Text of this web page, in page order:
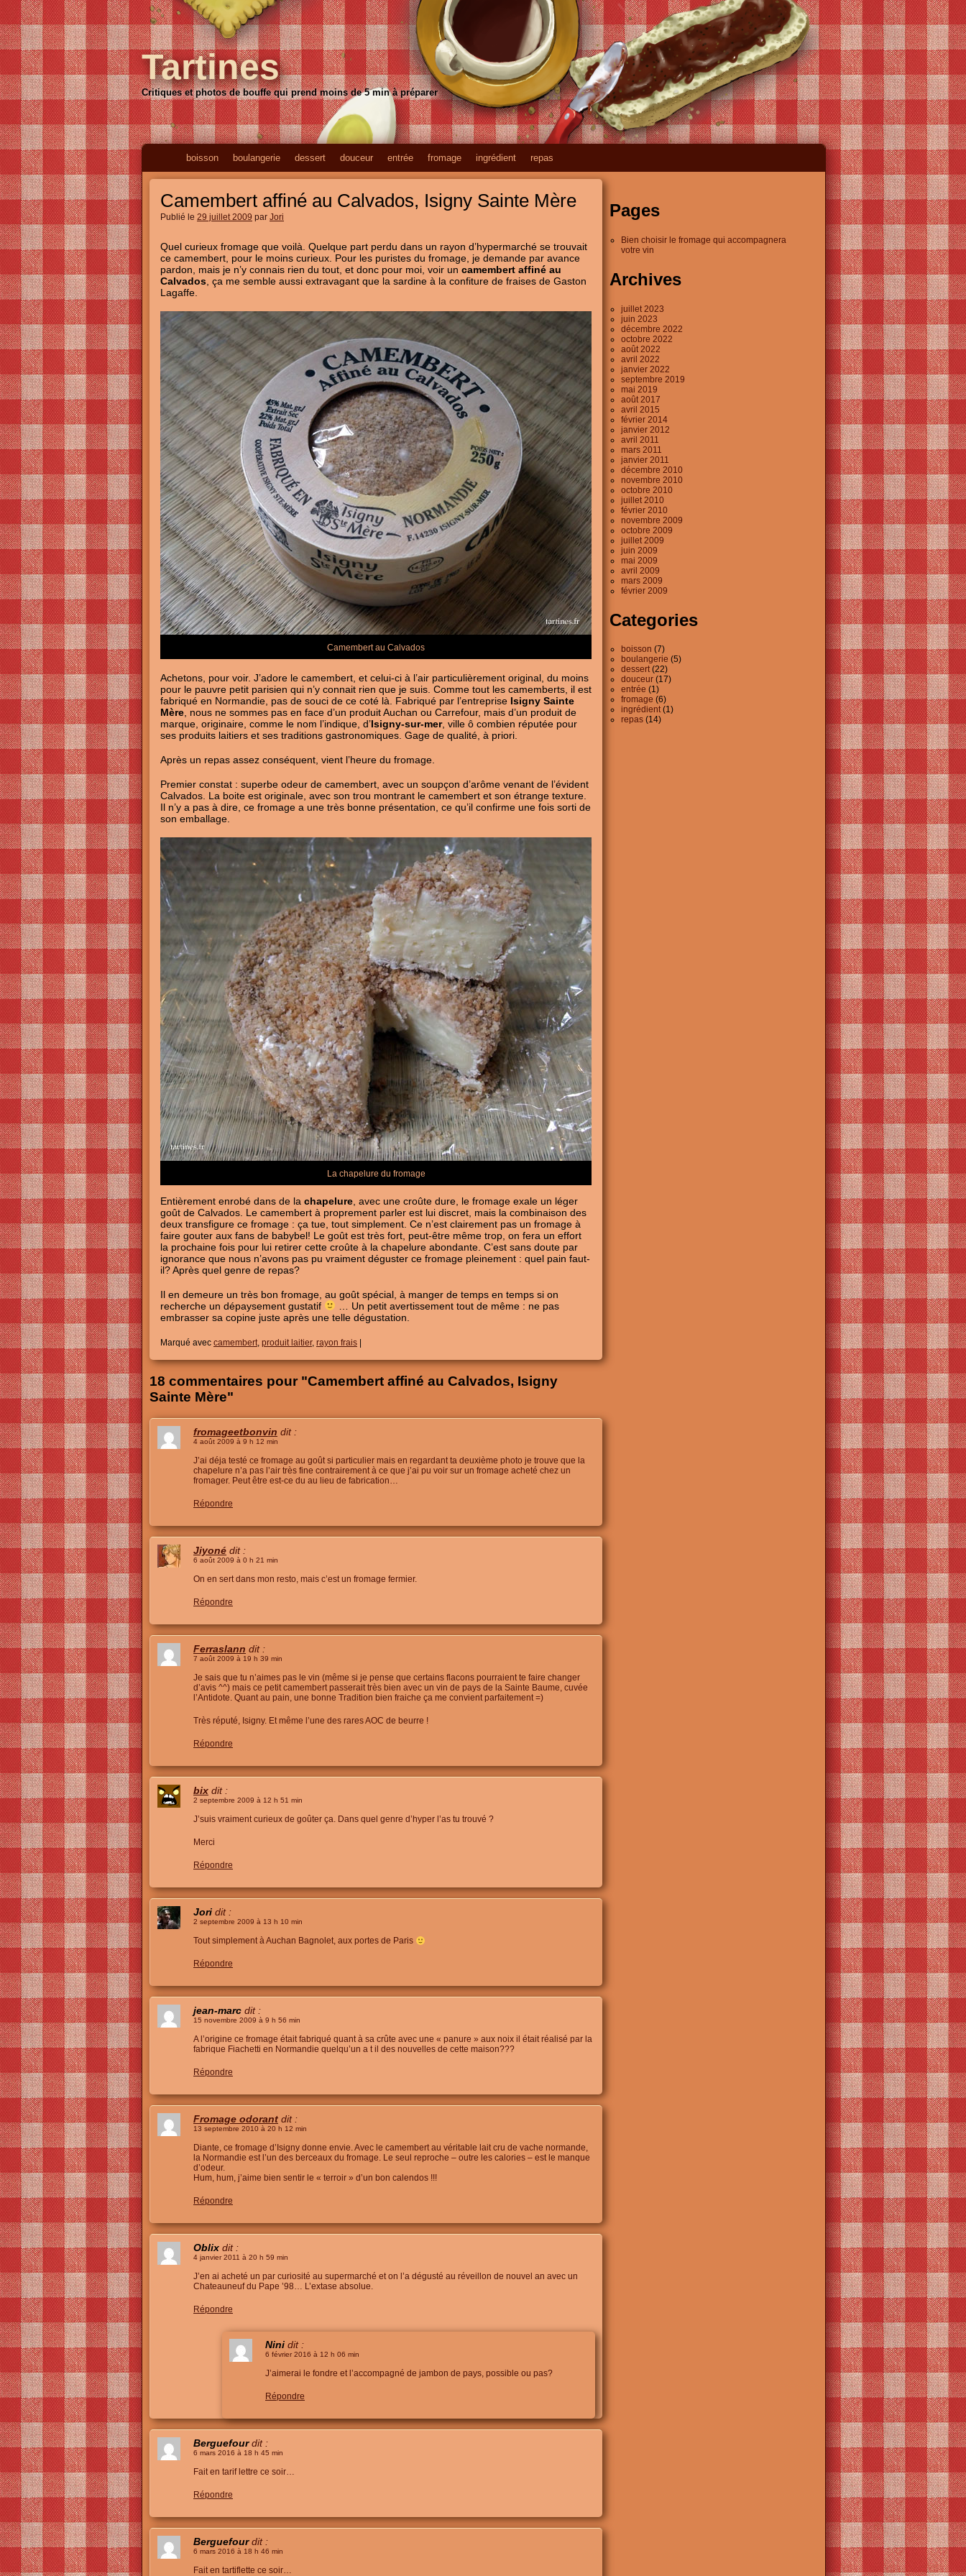
Tartines
Critiques et photos de bouffe qui prend moins de 5 min à préparer
boisson boulangerie dessert douceur entrée fromage ingrédient repas
Camembert affiné au Calvados, Isigny Sainte Mère
Publié le 29 juillet 2009 par Jori
Quel curieux fromage que voilà. Quelque part perdu dans un rayon d’hypermarché se trouvait
ce camembert, pour le moins curieux. Pour les puristes du fromage, je demande par avance
pardon, mais je n’y connais rien du tout, et donc pour moi, voir un camembert affiné au
Calvados , ça me semble aussi extravagant que la sardine à la confiture de fraises de Gaston
Lagaffe.
Camembert au Calvados
Achetons, pour voir. J’adore le camembert, et celui-ci à l’air particulièrement original, du moins
pour le pauvre petit parisien qui n’y connait rien que je suis. Comme tout les camemberts, il est
fabriqué en Normandie, pas de souci de ce coté là. Fabriqué par l’entreprise Isigny Sainte
Mère , nous ne sommes pas en face d’un produit Auchan ou Carrefour, mais d’un produit de
marque, originaire, comme le nom l’indique, d’Isigny-sur-mer, ville ô combien réputée pour
ses produits laitiers et ses traditions gastronomiques. Gage de qualité, à priori.
Après un repas assez conséquent, vient l’heure du fromage.
Premier constat : superbe odeur de camembert, avec un soupçon d’arôme venant de l’évident
Calvados. La boite est originale, avec son trou montrant le camembert et son étrange texture.
Il n’y a pas à dire, ce fromage a une très bonne présentation, ce qu’il confirme une fois sorti de
son emballage.
La chapelure du fromage
Entièrement enrobé dans de la chapelure , avec une croûte dure, le fromage exale un léger
goût de Calvados. Le camembert à proprement parler est lui discret, mais la combinaison des
deux transfigure ce fromage : ça tue, tout simplement. Ce n’est clairement pas un fromage à
faire gouter aux fans de babybel! Le goût est très fort, peut-être même trop, on fera un effort
la prochaine fois pour lui retirer cette croûte à la chapelure abondante. C’est sans doute par
ignorance que nous n’avons pas pu vraiment déguster ce fromage pleinement : quel pain faut-
il? Après quel genre de repas?
Il en demeure un très bon fromage, au goût spécial, à manger de temps en temps si on
recherche un dépaysement gustatif
… Un petit avertissement tout de même : ne pas
embrasser sa copine juste après une telle dégustation.
Marqué avec camembert, produit laitier, rayon frais
18 commentaires pour "Camembert affiné au Calvados, Isigny
Sainte Mère"
fromageetbonvin dit :
4 août 2009 à 9 h 12 min
J’ai déja testé ce fromage au goût si particulier mais en regardant ta deuxième photo je trouve que la
chapelure n’a pas l’air très fine contrairement à ce que j’ai pu voir sur un fromage acheté chez un
fromager. Peut être est-ce du au lieu de fabrication…
Répondre
Jiyoné dit :
6 août 2009 à 0 h 21 min
On en sert dans mon resto, mais c’est un fromage fermier.
Répondre
Ferraslann dit :
7 août 2009 à 19 h 39 min
Je sais que tu n’aimes pas le vin (même si je pense que certains flacons pourraient te faire changer
d’avis ^^) mais ce petit camembert passerait très bien avec un vin de pays de la Sainte Baume, cuvée
l’Antidote. Quant au pain, une bonne Tradition bien fraiche ça me convient parfaitement =)
Très réputé, Isigny. Et même l’une des rares AOC de beurre !
Répondre
bix dit :
2 septembre 2009 à 12 h 51 min
J’suis vraiment curieux de goûter ça. Dans quel genre d’hyper l’as tu trouvé ?
Merci
Répondre
Jori dit :
2 septembre 2009 à 13 h 10 min
Tout simplement à Auchan Bagnolet, aux portes de Paris
Répondre
jean-marc dit :
15 novembre 2009 à 9 h 56 min
A l’origine ce fromage était fabriqué quant à sa crûte avec une « panure » aux noix il était réalisé par la
fabrique Fiachetti en Normandie quelqu’un a t il des nouvelles de cette maison???
Répondre
Fromage odorant dit :
13 septembre 2010 à 20 h 12 min
Diante, ce fromage d’Isigny donne envie. Avec le camembert au véritable lait cru de vache normande,
la Normandie est l’un des berceaux du fromage. Le seul reproche – outre les calories – est le manque
d’odeur.
Hum, hum, j’aime bien sentir le « terroir » d’un bon calendos !!!
Répondre
Oblix dit :
4 janvier 2011 à 20 h 59 min
J’en ai acheté un par curiosité au supermarché et on l’a dégusté au réveillon de nouvel an avec un
Chateauneuf du Pape ’98… L’extase absolue.
Répondre
Nini dit :
6 février 2016 à 12 h 06 min
J’aimerai le fondre et l’accompagné de jambon de pays, possible ou pas?
Répondre
Berguefour dit :
6 mars 2016 à 18 h 45 min
Fait en tarif lettre ce soir…
Répondre
Berguefour dit :
6 mars 2016 à 18 h 46 min
Fait en tartiflette ce soir…
Pages
Bien choisir le fromage qui accompagnera
votre vin
Archives
juillet 2023
juin 2023
décembre 2022
octobre 2022
août 2022
avril 2022
janvier 2022
septembre 2019
mai 2019
août 2017
avril 2015
février 2014
janvier 2012
avril 2011
mars 2011
janvier 2011
décembre 2010
novembre 2010
octobre 2010
juillet 2010
février 2010
novembre 2009
octobre 2009
juillet 2009
juin 2009
mai 2009
avril 2009
mars 2009
février 2009
Categories
boisson (7)
boulangerie (5)
dessert(22)
douceur(17)
entrée (1)
fromage (6)
ingrédient(1)
repas(14)